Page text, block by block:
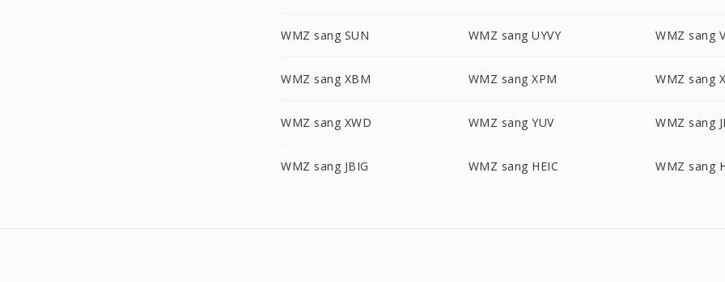
WMZ sang SUN WMZ sang UYVY WMZ sang
WMZ sang XBM WMZ sang XPM WMZ sang
WMZ sang XWD WMZ sang YUV WMZ sang
WMZ sang JBIG WMZ sang HEIC WMZ sang